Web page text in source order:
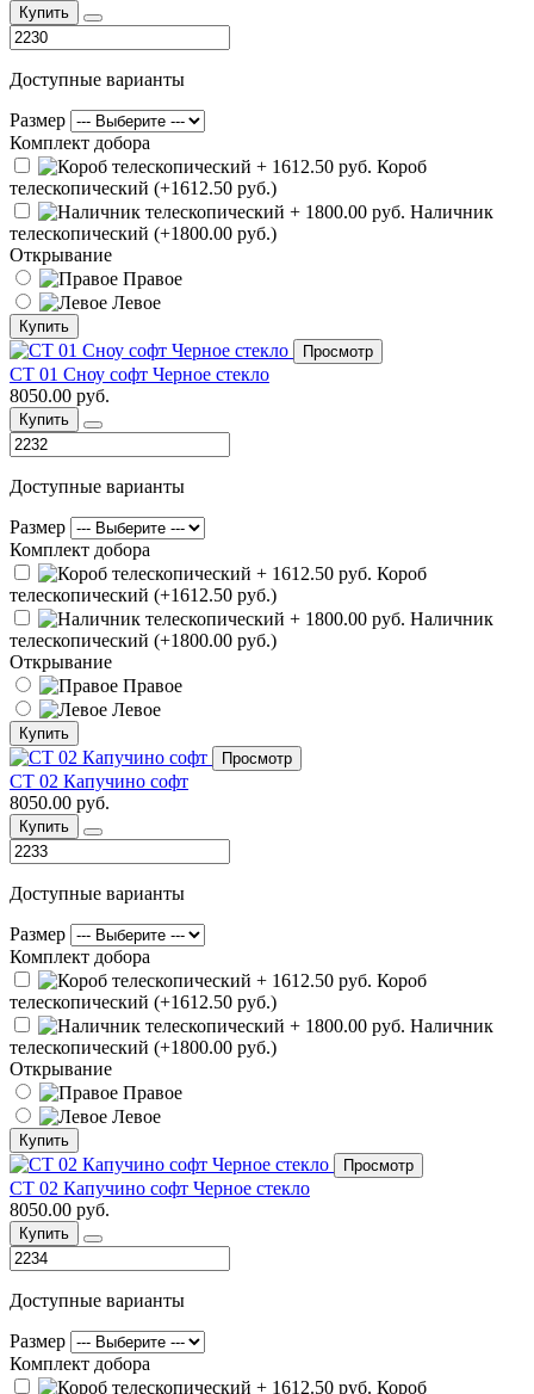
Купить
Доступные варианты
Размер
Комплект добора
Короб
телескопический (+1612.50 руб.)
Наличник
телескопический (+1800.00 руб.)
Открывание
Правое
Левое
Купить
Просмотр
СТ 01 Сноу софт Черное стекло
8050.00 руб.
Купить
Доступные варианты
Размер
Комплект добора
Короб
телескопический (+1612.50 руб.)
Наличник
телескопический (+1800.00 руб.)
Открывание
Правое
Левое
Купить
Просмотр
СТ 02 Капучино софт
8050.00 руб.
Купить
Доступные варианты
Размер
Комплект добора
Короб
телескопический (+1612.50 руб.)
Наличник
телескопический (+1800.00 руб.)
Открывание
Правое
Левое
Купить
Просмотр
СТ 02 Капучино софт Черное стекло
8050.00 руб.
Купить
Доступные варианты
Размер
Комплект добора
Короб